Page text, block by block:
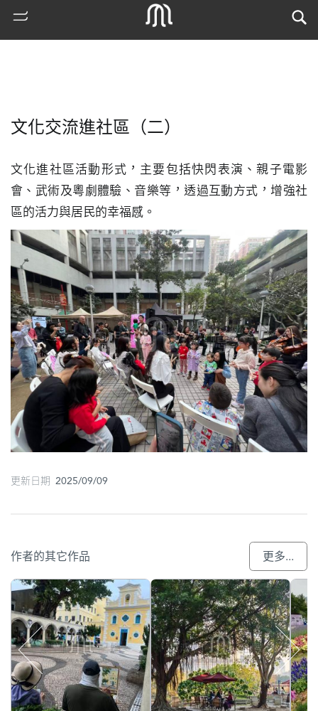
門
文化交流進社區（二）
文化進社區活動形式，主要包括快閃表演、親子電影
會、武術及粵劇體驗、音樂等，透過互動方式，增強社
區的活力與居民的幸福感。
更新日期 2025/09/09
作者的其它作品 更多...